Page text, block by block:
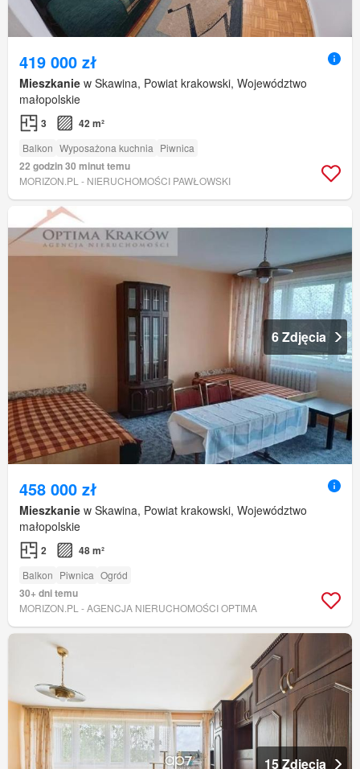
419 000 zł
Mieszkanie w Skawina, Powiat krakowski, Województwo
małopolskie
3 42 m²
Balkon Wyposażona kuchnia Piwnica
22 godzin 30 minut temu
MORIZON.PL - NIERUCHOMOŚCI PAWŁOWSKI
6 Zdjęcia
458 000 zł
Mieszkanie w Skawina, Powiat krakowski, Województwo
małopolskie
2 48 m²
Balkon Piwnica Ogród
30+ dni temu
MORIZON.PL - AGENCJA NIERUCHOMOŚCI OPTIMA
15 Zdjęcia